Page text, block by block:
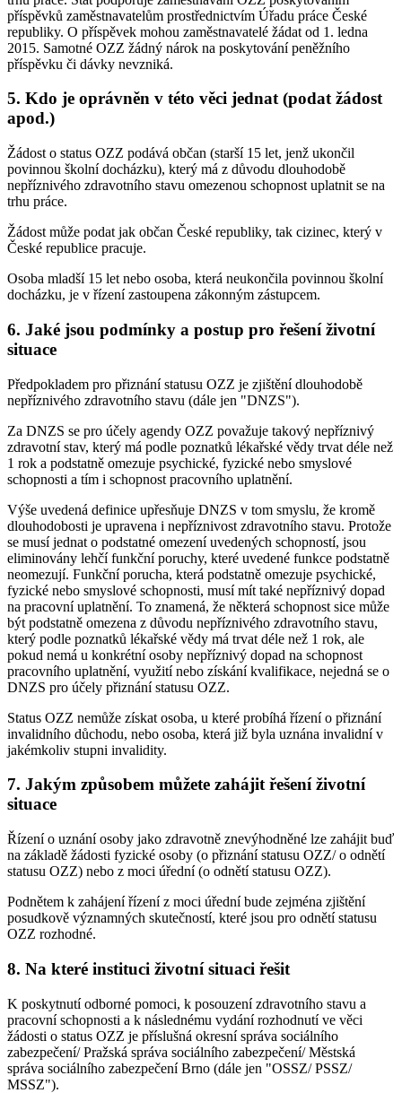
příspěvků zaměstnavatelům prostřednictvím Úřadu práce České
republiky. O příspěvek mohou zaměstnavatelé žádat od 1. ledna
2015. Samotné OZZ žádný nárok na poskytování peněžního
příspěvku či dávky nevzniká.
5. Kdo je oprávněn v této věci jednat (podat žádost
apod.)
Žádost o status OZZ podává občan (starší 15 let, jenž ukončil
povinnou školní docházku), který má z důvodu dlouhodobě
nepříznivého zdravotního stavu omezenou schopnost uplatnit se na
trhu práce.
Žádost může podat jak občan České republiky, tak cizinec, který v
České republice pracuje.
Osoba mladší 15 let nebo osoba, která neukončila povinnou školní
docházku, je v řízení zastoupena zákonným zástupcem.
6. Jaké jsou podmínky a postup pro řešení životní
situace
Předpokladem pro přiznání statusu OZZ je zjištění dlouhodobě
nepříznivého zdravotního stavu (dále jen "DNZS").
Za DNZS se pro účely agendy OZZ považuje takový nepříznivý
zdravotní stav, který má podle poznatků lékařské vědy trvat déle než
1 rok a podstatně omezuje psychické, fyzické nebo smyslové
schopnosti a tím i schopnost pracovního uplatnění.
Výše uvedená definice upřesňuje DNZS v tom smyslu, že kromě
dlouhodobosti je upravena i nepříznivost zdravotního stavu. Protože
se musí jednat o podstatné omezení uvedených schopností, jsou
eliminovány lehčí funkční poruchy, které uvedené funkce podstatně
neomezují. Funkční porucha, která podstatně omezuje psychické,
fyzické nebo smyslové schopnosti, musí mít také nepříznivý dopad
na pracovní uplatnění. To znamená, že některá schopnost sice může
být podstatně omezena z důvodu nepříznivého zdravotního stavu,
který podle poznatků lékařské vědy má trvat déle než 1 rok, ale
pokud nemá u konkrétní osoby nepříznivý dopad na schopnost
pracovního uplatnění, využití nebo získání kvalifikace, nejedná se o
DNZS pro účely přiznání statusu OZZ.
Status OZZ nemůže získat osoba, u které probíhá řízení o přiznání
invalidního důchodu, nebo osoba, která již byla uznána invalidní v
jakémkoliv stupni invalidity.
7. Jakým způsobem můžete zahájit řešení životní
situace
Řízení o uznání osoby jako zdravotně znevýhodněné lze zahájit buď
na základě žádosti fyzické osoby (o přiznání statusu OZZ/ o odnětí
statusu OZZ) nebo z moci úřední (o odnětí statusu OZZ).
Podnětem k zahájení řízení z moci úřední bude zejména zjištění
posudkově významných skutečností, které jsou pro odnětí statusu
OZZ rozhodné.
8. Na které instituci životní situaci řešit
K poskytnutí odborné pomoci, k posouzení zdravotního stavu a
pracovní schopnosti a k následnému vydání rozhodnutí ve věci
žádosti o status OZZ je příslušná okresní správa sociálního
zabezpečení/ Pražská správa sociálního zabezpečení/ Městská
správa sociálního zabezpečení Brno (dále jen "OSSZ/ PSSZ/
MSSZ").